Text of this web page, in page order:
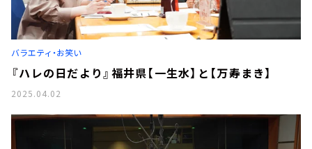
バラエティ・お笑い
『ハレの日だより』福井県【一生水】と【万寿まき】
2025.04.02